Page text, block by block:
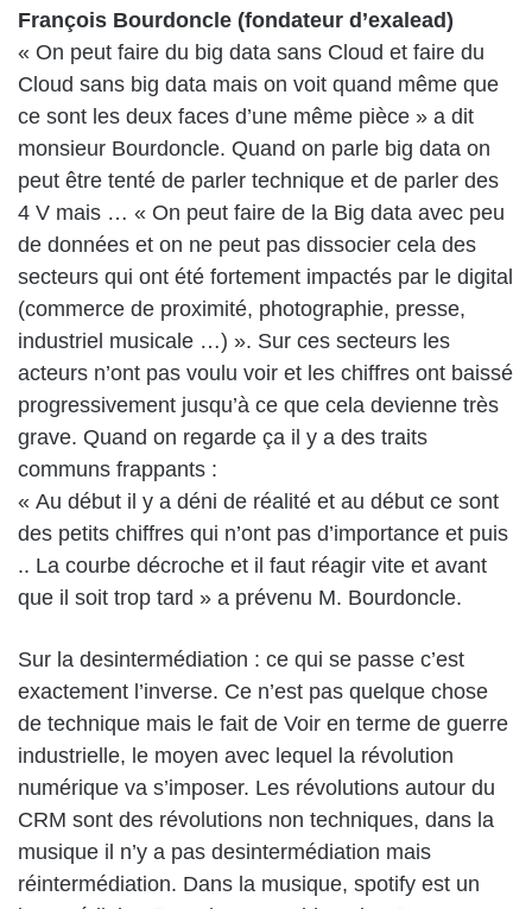
François Bourdoncle (fondateur d’exalead)
« On peut faire du big data sans Cloud et faire du
Cloud sans big data mais on voit quand même que
ce sont les deux faces d’une même pièce » a dit
monsieur Bourdoncle. Quand on parle big data on
peut être tenté de parler technique et de parler des
4 V mais … « On peut faire de la Big data avec peu
de données et on ne peut pas dissocier cela des
secteurs qui ont été fortement impactés par le digital
(commerce de proximité, photographie, presse,
industriel musicale …) ». Sur ces secteurs les
acteurs n’ont pas voulu voir et les chiffres ont baissé
progressivement jusqu’à ce que cela devienne très
grave. Quand on regarde ça il y a des traits
communs frappants :
« Au début il y a déni de réalité et au début ce sont
des petits chiffres qui n’ont pas d’importance et puis
.. La courbe décroche et il faut réagir vite et avant
que il soit trop tard » a prévenu M. Bourdoncle.
Sur la desintermédiation : ce qui se passe c’est
exactement l’inverse. Ce n’est pas quelque chose
de technique mais le fait de Voir en terme de guerre
industrielle, le moyen avec lequel la révolution
numérique va s’imposer. Les révolutions autour du
CRM sont des révolutions non techniques, dans la
musique il n’y a pas desintermédiation mais
réintermédiation. Dans la musique, spotify est un